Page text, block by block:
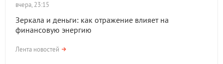
вчера, 23:15
Зеркала и деньги: как отражение влияет на
финансовую энергию
Лента новостей